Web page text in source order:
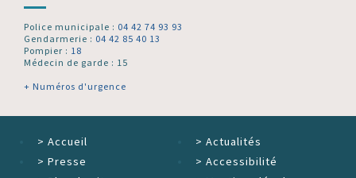
Police municipale : 04 42 74 93 93
Gendarmerie : 04 42 85 40 13
Pompier : 18
Médecin de garde : 15
+ Numéros d'urgence
> Accueil > Actualités
> Presse > Accessibilité